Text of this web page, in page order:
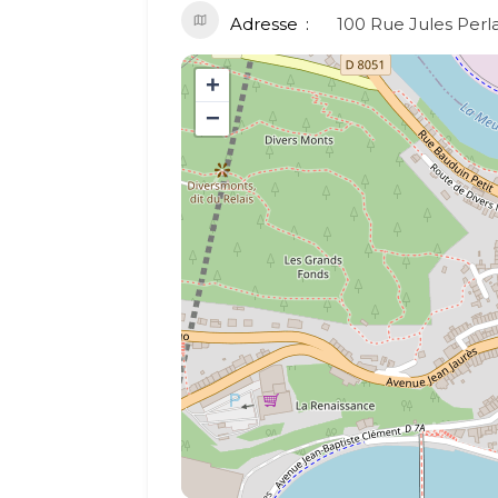
Adresse 100 Rue Jules
+
−